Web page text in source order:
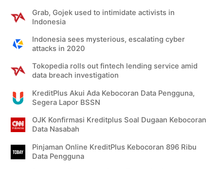
Grab, Gojek used to intimidate activists in
Indonesia
Indonesia sees mysterious, escalating cyber
attacks in 2020
Tokopedia rolls out fintech lending service amid
data breach investigation
KreditPlus Akui Ada Kebocoran Data Pengguna,
Segera Lapor BSSN
OJK Konfirmasi Kreditplus Soal Dugaan Kebocoran
Data Nasabah
Pinjaman Online KreditPlus Kebocoran 896 Ribu
Data Pengguna